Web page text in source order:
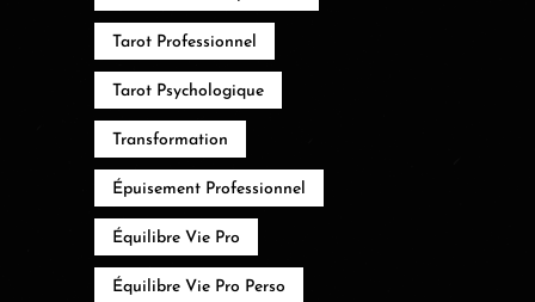
Tarot Professionnel
Tarot Psychologique
Transformation
Épuisement Professionnel
Équilibre Vie Pro
Équilibre Vie Pro Perso